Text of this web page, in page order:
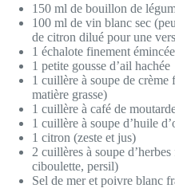
150 ml de bouillon de
100 ml de vin blanc sec
de citron dilué pour une
1 échalote finement émincée
1 petite gousse d’ail hachée
1 cuillère à soupe de crème
matière grasse)
1 cuillère à café de
1 cuillère à soupe d’huile
1 citron (zeste et jus)
2 cuillères à soupe
ciboulette, persil)
Sel de mer et poivre blanc